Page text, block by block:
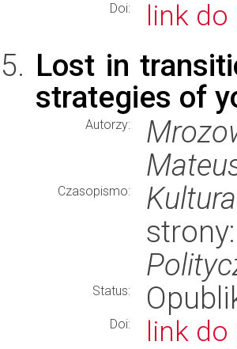
Doi: link
Lost in
strategies of
Autorzy:
Czasopismo:
Status:
Doi: link